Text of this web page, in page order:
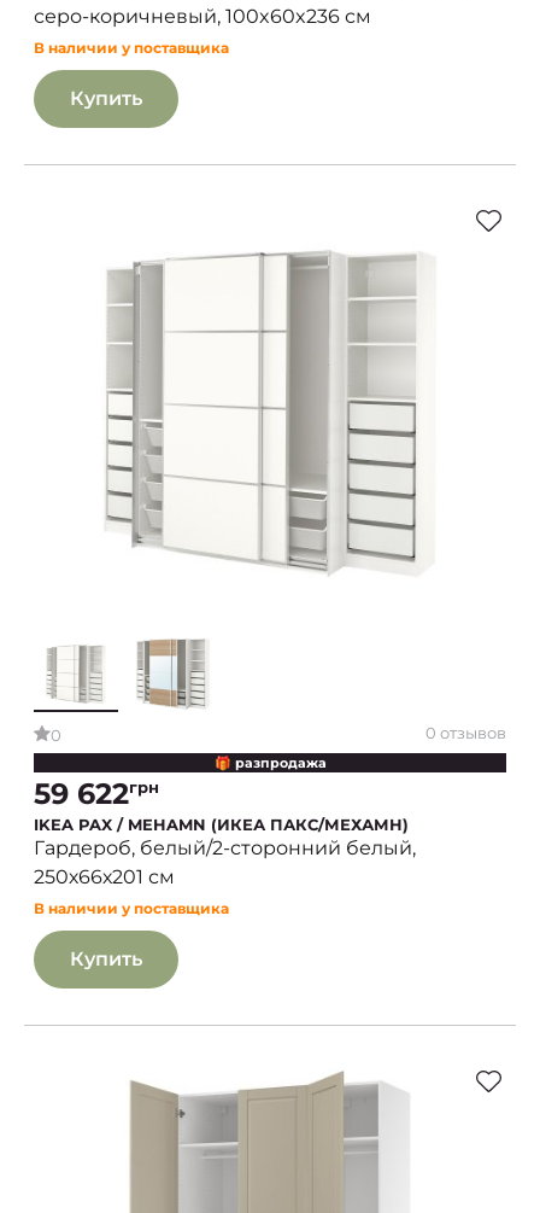
серо-коричневый, 100x60x236 см
В наличии у поставщика
Купить
0 0 отзывов
🎁 разпродажа
59 622грн
IKEA PAX / MEHAMN (ИКЕА ПАКС/МЕХАМН)
Гардероб, белый/2-сторонний белый,
250х66х201 см
В наличии у поставщика
Купить